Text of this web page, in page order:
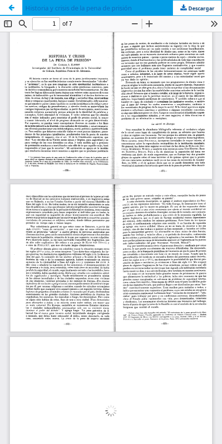
Historia y crisis de la pena de prisión Descargar